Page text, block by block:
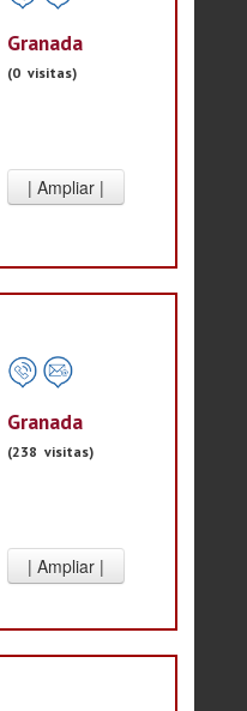
Granada
(0 visitas)
Granada
(238 visitas)